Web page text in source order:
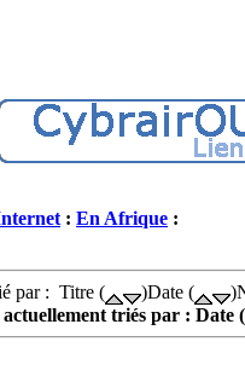
: En Afrique :
par : Titre ( )Date (
actuellement triés par : Date